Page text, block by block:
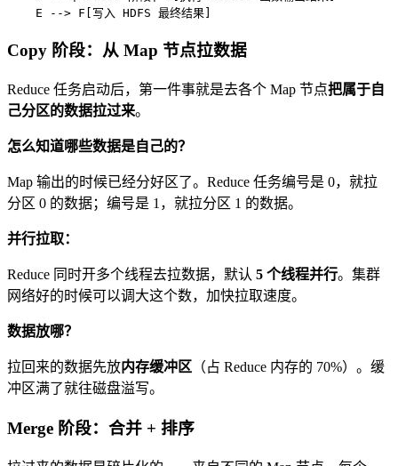
    E --> F[写入 HDFS 最终结果]
Copy 阶段：从 Map 节点拉数据
Reduce 任务启动后，第一件事就是去各个 Map 节点把属于自
己分区的数据拉过来。
怎么知道哪些数据是自己的？
Map 输出的时候已经分好区了。Reduce 任务编号是 0，就拉
分区 0 的数据；编号是 1，就拉分区 1 的数据。
并行拉取：
Reduce 同时开多个线程去拉数据，默认 5 个线程并行。集群
网络好的时候可以调大这个数，加快拉取速度。
数据放哪？
拉回来的数据先放内存缓冲区 （占 Reduce 内存的 70%）。缓
冲区满了就往磁盘溢写。
Merge 阶段：合并 + 排序